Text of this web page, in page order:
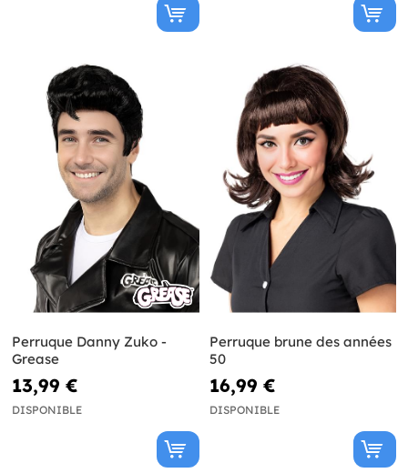
Perruque Danny Zuko -
Grease
13,99 €
DISPONIBLE
Perruque brune des années
50
16,99 €
DISPONIBLE